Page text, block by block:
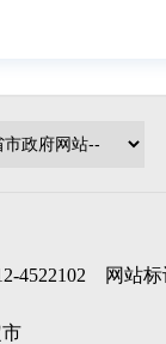
4522102 网站标